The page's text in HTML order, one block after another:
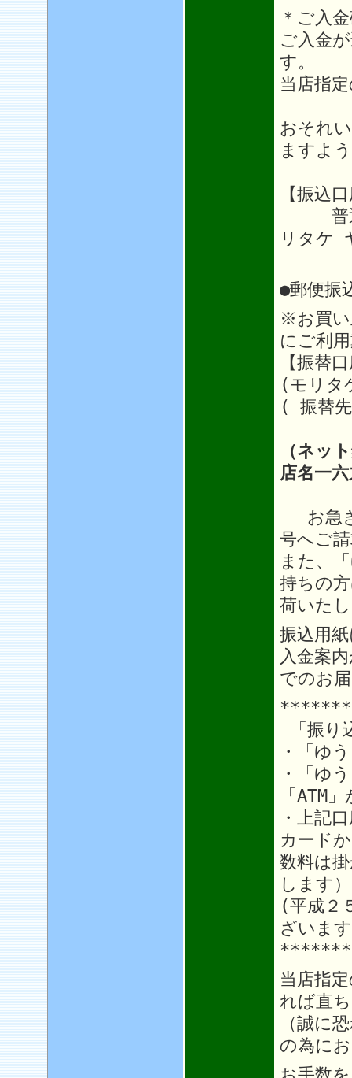
＊ご入
ご入金
す。
当店指
おそれ
ますよ
【振込
普通
リタケ
●郵便振
※お買い
にご利
【振替
(モリタ
( 振替
（ネッ
店名一
お急ぎ
号へご
また、
持ちの
荷いた
振込用
入金案
でのお
「振り
・「ゆ
・「ゆ
「ATM
・上記
カード
数料は
します）
(平成２
ざいま
当店指
れば直
（誠に
の為に